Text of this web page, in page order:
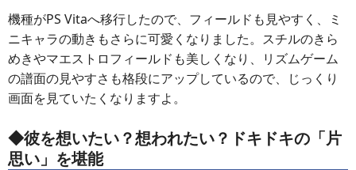
機種がPS Vitaへ移行したので、フィールドも見やすく、ミ
ニキャラの動きもさらに可愛くなりました。スチルのきら
めきやマエストロフィールドも美しくなり、リズムゲーム
の譜面の見やすさも格段にアップしているので、じっくり
画面を見ていたくなりますよ。
◆彼を想いたい？想われたい？ドキドキの「片
思い」を堪能